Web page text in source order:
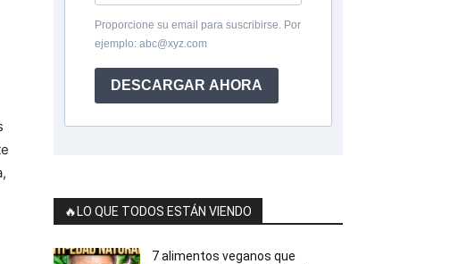
Proporcione su email para suscribirse. Por
ejemplo: abc@xyz.com
DESCARGAR AHORA
🔥LO QUE TODOS ESTÁN VIENDO
7 alimentos veganos que